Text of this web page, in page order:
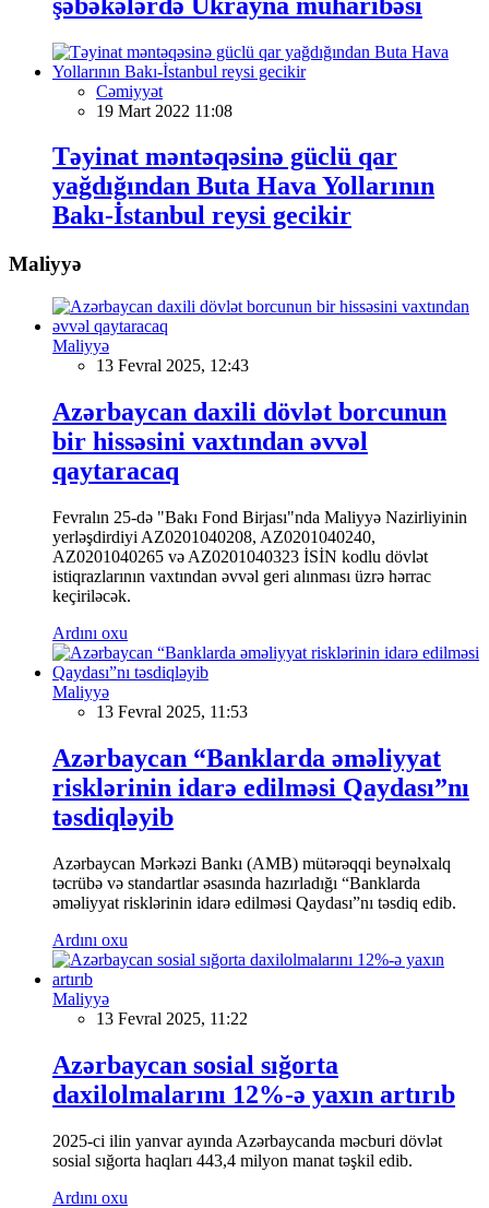
Cəmiyyət
19 Mart 2022 11:08
Təyinat məntəqəsinə güclü qar
yağdığından Buta Hava Yollarının
Bakı-İstanbul reysi gecikir
Maliyyə
Maliyyə
13 Fevral 2025, 12:43
Azərbaycan daxili dövlət borcunun
bir hissəsini vaxtından əvvəl
qaytaracaq
Fevralın 25-də "Bakı Fond Birjası"nda Maliyyə Nazirliyinin
yerləşdirdiyi AZ0201040208, AZ0201040240,
AZ0201040265 və AZ0201040323 İSİN kodlu dövlət
istiqrazlarının vaxtından əvvəl geri alınması üzrə hərrac
keçiriləcək.
Ardını oxu
Maliyyə
13 Fevral 2025, 11:53
Azərbaycan “Banklarda əməliyyat
risklərinin idarə edilməsi Qaydası”nı
təsdiqləyib
Azərbaycan Mərkəzi Bankı (AMB) mütərəqqi beynəlxalq
təcrübə və standartlar əsasında hazırladığı “Banklarda
əməliyyat risklərinin idarə edilməsi Qaydası”nı təsdiq edib.
Ardını oxu
Maliyyə
13 Fevral 2025, 11:22
Azərbaycan sosial sığorta
daxilolmalarını 12%-ə yaxın artırıb
2025-ci ilin yanvar ayında Azərbaycanda məcburi dövlət
sosial sığorta haqları 443,4 milyon manat təşkil edib.
Ardını oxu